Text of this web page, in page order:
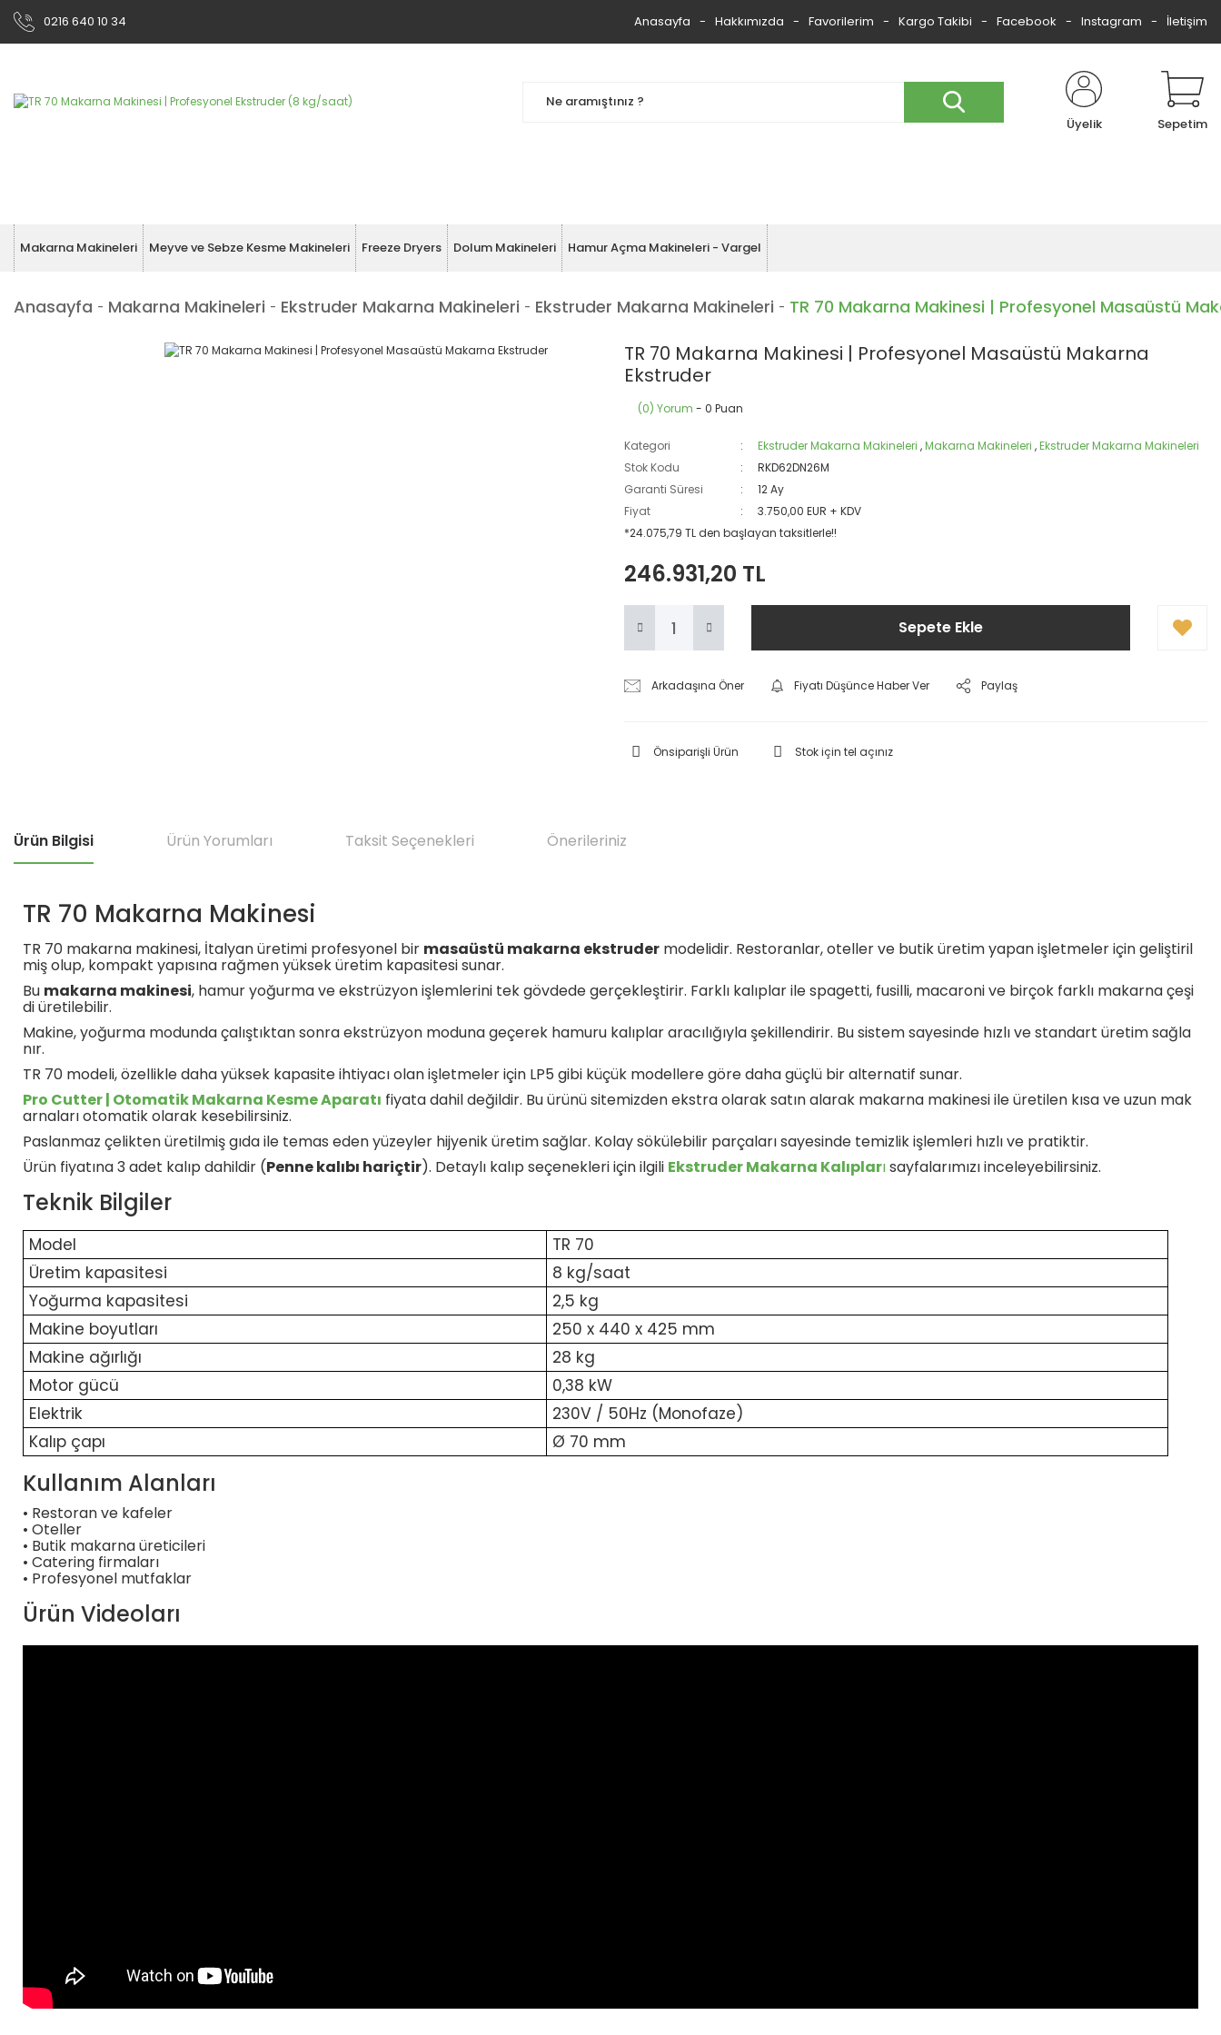
0216 640 10 34 Anasayfa Hakkımızda Favorilerim Kargo Takibi Facebook Instagram İletişim
Üyelik Sepetim
Makarna Makineleri Meyve ve Sebze Kesme Makineleri Freeze Dryers Dolum Makineleri Hamur Açma Makineleri - Vargel
Anasayfa Makarna Makineleri Ekstruder Makarna Makineleri Ekstruder Makarna Makineleri TR 70 Makarna Makinesi | Profesyonel Masaüstü
TR 70 Makarna Makinesi | Profesyonel Masaüstü Makarna
Ekstruder
(0) Yorum - 0 Puan
Kategori Ekstruder Makarna Makineleri ,Makarna Makineleri ,Ekstruder Makarna Makineleri
Stok Kodu
RKD62DN26M
Garanti Süresi
12 Ay
Fiyat
3.750,00 EUR + KDV
*24.075,79 TL den başlayan taksitlerle!!
246.931,20 TL
Sepete Ekle
Arkadaşına Öner Fiyatı Düşünce Haber Ver Paylaş
Önsiparişli Ürün Stok için tel açınız
Ürün Bilgisi Ürün Yorumları Taksit Seçenekleri Önerileriniz
TR 70 Makarna Makinesi
TR 70 makarna makinesi, İtalyan üretimi profesyonel bir masaüstü makarna ekstruder modelidir. Restoranlar, oteller ve butik üretim yapan işletmeler için geliştiril
miş olup, kompakt yapısına rağmen yüksek üretim kapasitesi sunar.
Bu makarna makinesi, hamur yoğurma ve ekstrüzyon işlemlerini tek gövdede gerçekleştirir. Farklı kalıplar ile spagetti, fusilli, macaroni ve birçok farklı makarna çeşi
di üretilebilir.
Makine, yoğurma modunda çalıştıktan sonra ekstrüzyon moduna geçerek hamuru kalıplar aracılığıyla şekillendirir. Bu sistem sayesinde hızlı ve standart üretim sağla
nır.
TR 70 modeli, özellikle daha yüksek kapasite ihtiyacı olan işletmeler için LP5 gibi küçük modellere göre daha güçlü bir alternatif sunar.
Pro Cutter | Otomatik Makarna Kesme Aparatı fiyata dahil değildir. Bu ürünü sitemizden ekstra olarak satın alarak makarna makinesi ile üretilen kısa ve uzun mak
arnaları otomatik olarak kesebilirsiniz.
Paslanmaz çelikten üretilmiş gıda ile temas eden yüzeyler hijyenik üretim sağlar. Kolay sökülebilir parçaları sayesinde temizlik işlemleri hızlı ve pratiktir.
Ürün fiyatına 3 adet kalıp dahildir (Penne kalıbı hariçtir). Detaylı kalıp seçenekleri için ilgili Ekstruder Makarna Kalıplarısayfalarımızı inceleyebilirsiniz.
Teknik Bilgiler
Model
TR 70
Üretim kapasitesi
8 kg/saat
Yoğurma kapasitesi
2,5 kg
Makine boyutları
250 x 440 x 425 mm
Makine ağırlığı
28 kg
Motor gücü
0,38 kW
Elektrik
230V / 50Hz (Monofaze)
Kalıp çapı
Ø 70 mm
Kullanım Alanları
• Restoran ve kafeler
• Oteller
• Butik makarna üreticileri
• Catering firmaları
• Profesyonel mutfaklar
Ürün Videoları